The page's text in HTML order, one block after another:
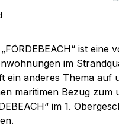
ist
im
ein anderes Thema
maritimen Bezug zum
im 1.